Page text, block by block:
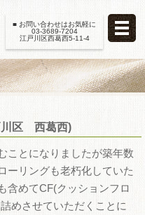
■ お問い合わせはお気軽に
03-3689-7204
江戸川区西葛西5-11-4
川区 西葛西)
ことになりましたが築年数
ーリングも老朽化していた
含めてCF(クッションフロ
めさせていただくことに